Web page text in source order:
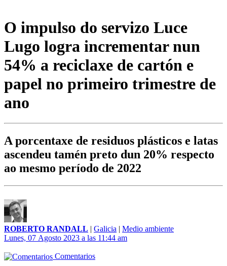
O impulso do servizo Luce
Lugo logra incrementar nun
54% a reciclaxe de cartón e
papel no primeiro trimestre de
ano
A porcentaxe de residuos plásticos e latas
ascendeu tamén preto dun 20% respecto
ao mesmo período de 2022
ROBERTO RANDALL | Galicia | Medio ambiente
Lunes, 07 Agosto 2023 a las 11:44 am
Comentarios